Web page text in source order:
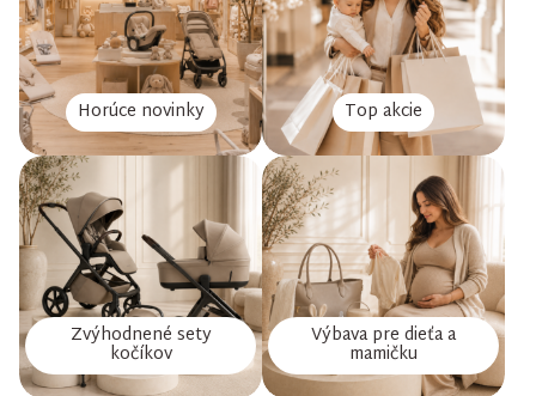
Horúce novinky Top akcie
Zvýhodnené sety
kočíkov
Výbava pre dieťa a
mamičku